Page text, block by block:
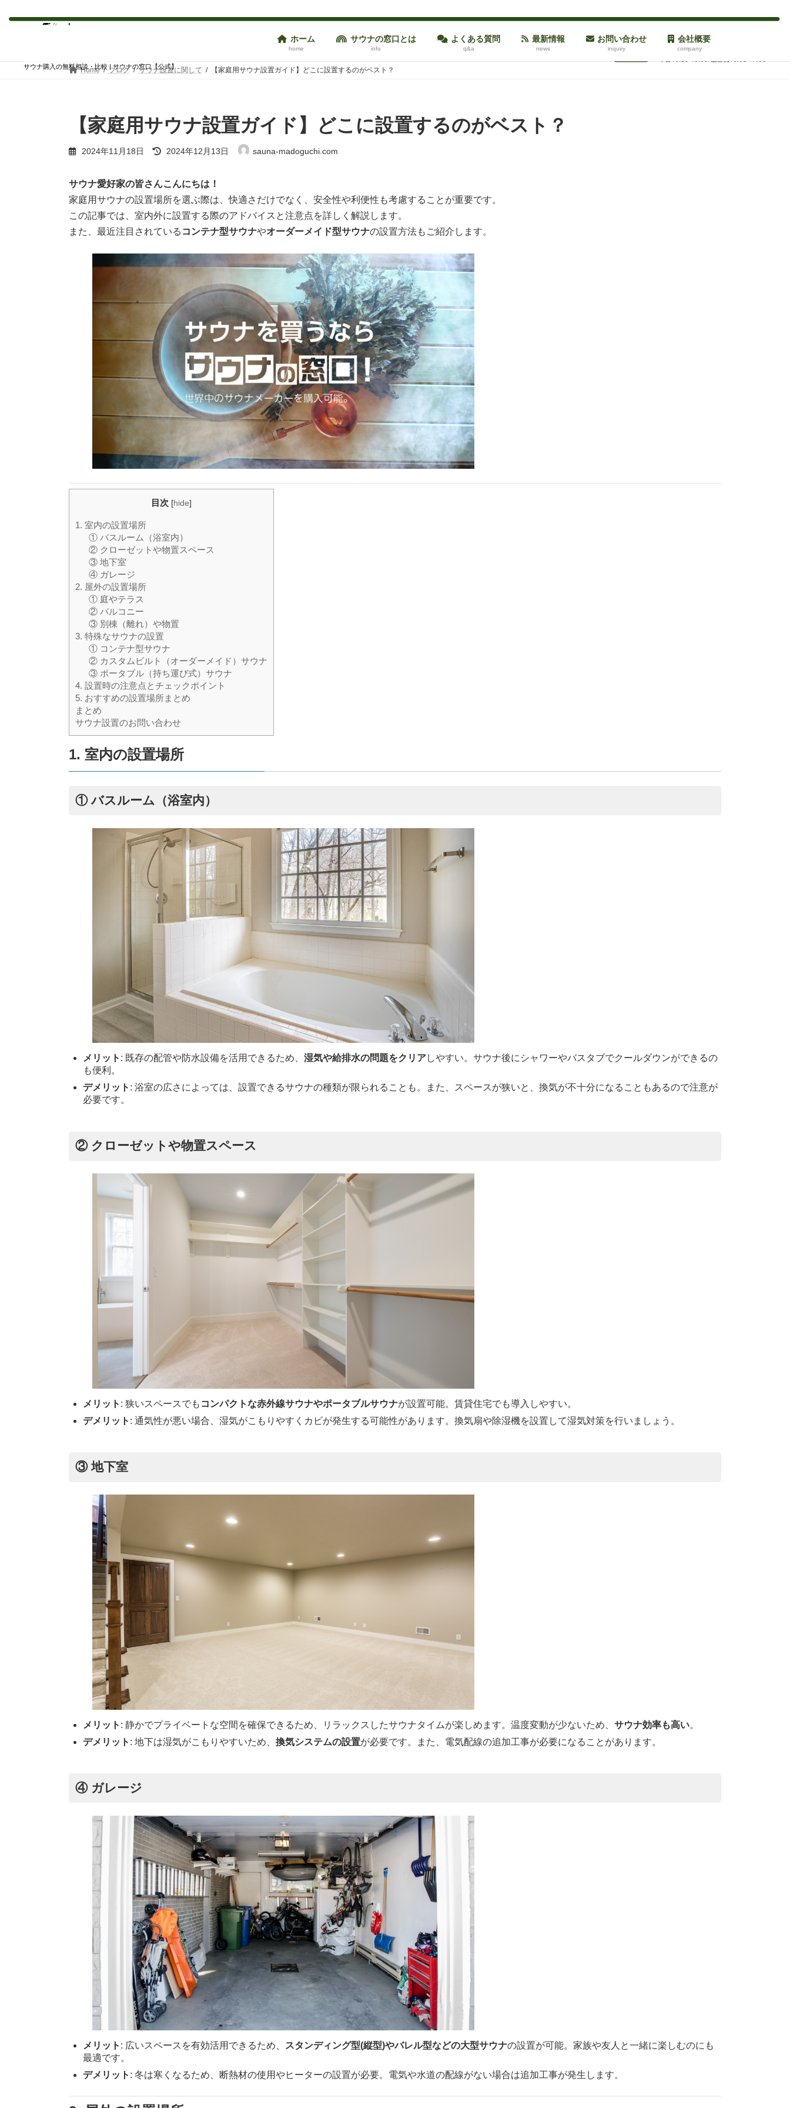
サウナ購入の無料相談・比較 | サウナの窓口【公式】
ホーム
home
サウナの窓口とは
info
よくある質問
q&a
最新情報
news
お問い合わせ
inquiry
会社概要
company
Home ブログ サウナ設置に関して 【家庭用サウナ設置ガイド】どこに設置するのがベスト？
【家庭用サウナ設置ガイド】どこに設置するのがベスト？
2024年11月18日
最
新
日
時
2024年12月13日 sauna-madoguchi.com
サウナ愛好家の皆さんこんにちは！
家庭用サウナの設置場所を選ぶ際は、快適さだけでなく、安全性や利便性も考慮することが重要です。
この記事では、室内外に設置する際のアドバイスと注意点を詳しく解説します。
また、最近注目されている コンテナ型サウナやオーダーメイド型サウナの設置方法もご紹介します。
目次 [hide]
1. 室内の設置場所
① バスルーム（浴室内）
② クローゼットや物置スペース
③ 地下室
④ ガレージ
2. 屋外の設置場所
① 庭やテラス
② バルコニー
③ 別棟（離れ）や物置
3. 特殊なサウナの設置
① コンテナ型サウナ
② カスタムビルト（オーダーメイド）サウナ
③ ポータブル（持ち運び式）サウナ
4. 設置時の注意点とチェックポイント
5. おすすめの設置場所まとめ
まとめ
サウナ設置のお問い合わせ
1. 室内の設置場所
① バスルーム（浴室内）
メリット : 既存の配管や防水設備を活用できるため、 湿気や給排水の問題をクリアしやすい。サウナ後にシャワーやバスタブでクールダウンができるの
も便利。
デメリット : 浴室の広さによっては、設置できるサウナの種類が限られることも。また、スペースが狭いと、換気が不十分になることもあるので注意が
必要です。
② クローゼットや物置スペース
メリット : 狭いスペースでも コンパクトな赤外線サウナやポータブルサウナが設置可能。賃貸住宅でも導入しやすい。
デメリット : 通気性が悪い場合、湿気がこもりやすくカビが発生する可能性があります。換気扇や除湿機を設置して湿気対策を行いましょう。
③ 地下室
メリット : 静かでプライベートな空間を確保できるため、リラックスしたサウナタイムが楽しめます。温度変動が少ないため、 サウナ効率も高い。
デメリット : 地下は湿気がこもりやすいため、 換気システムの設置が必要です。また、電気配線の追加工事が必要になることがあります。
④ ガレージ
メリット : 広いスペースを有効活用できるため、 スタンディング型(縦型)やバレル型などの大型サウナの設置が可能。家族や友人と一緒に楽しむのにも
最適です。
デメリット : 冬は寒くなるため、断熱材の使用やヒーターの設置が必要。電気や水道の配線がない場合は追加工事が発生します。